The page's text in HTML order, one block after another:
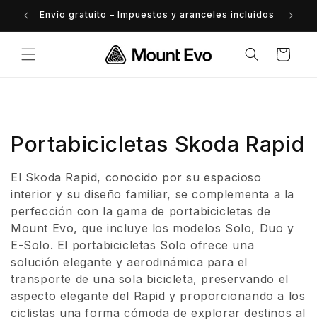
directamente
Envío gratuito – Impuestos y aranceles incluidos
Carrito
C
o
l
e
c
c
i
Portabicicletas Skoda Rapid
El Skoda Rapid, conocido por su espacioso
interior y su diseño familiar, se complementa a la
perfección con la gama de portabicicletas de
Mount Evo, que incluye los modelos Solo, Duo y
E-Solo. El portabicicletas Solo ofrece una
solución elegante y aerodinámica para el
transporte de una sola bicicleta, preservando el
aspecto elegante del Rapid y proporcionando a los
ciclistas una forma cómoda de explorar destinos al